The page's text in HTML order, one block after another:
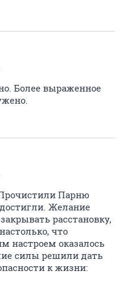
Более выраженное
Парню
Желание
расстановку,
что
настроем оказалось
силы решили дать
к жизни: